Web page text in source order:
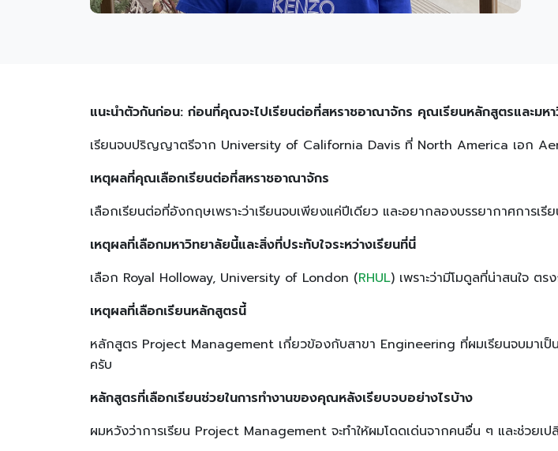
แนะนำตัวกันก่อน: ก่อนที่คุณจะไปเรียนต่อที่สหราชอาณาจักร คุณเรียนหลักสูตรและมหา
เรียนจบปริญญาตรีจาก University of California Davis ที่ North America เอก
เหตุผลที่คุณเลือกเรียนต่อที่สหราชอาณาจักร
เลือกเรียนต่อที่อังกฤษเพราะว่าเรียนจบเพียงแค่ปีเดียว และอยากลองบรรยากาศการเรี
เหตุผลที่เลือกมหาวิทยาลัยนี้และสิ่งที่ประทับใจระหว่างเรียนที่นี่
เลือก Royal Holloway, University of London (RHUL) เพราะว่ามีโมดูลที่น่าสนใจ ต
เหตุผลที่เลือกเรียนหลักสูตรนี้
หลักสูตร Project Management เกี่ยวข้องกับสาขา Engineering ที่ผมเรียนจบมาเ
ครับ
หลักสูตรที่เลือกเรียนช่วยในการทำงานของคุณหลังเรียบจบอย่างไรบ้าง
ผมหวังว่าการเรียน Project Management จะทำให้ผมโดดเด่นจากคนอื่น ๆ และช่วยเ